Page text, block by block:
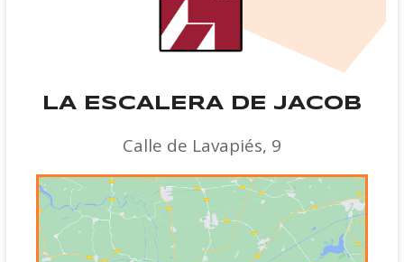
LA ESCALERA DE JACOB
Calle de Lavapiés, 9